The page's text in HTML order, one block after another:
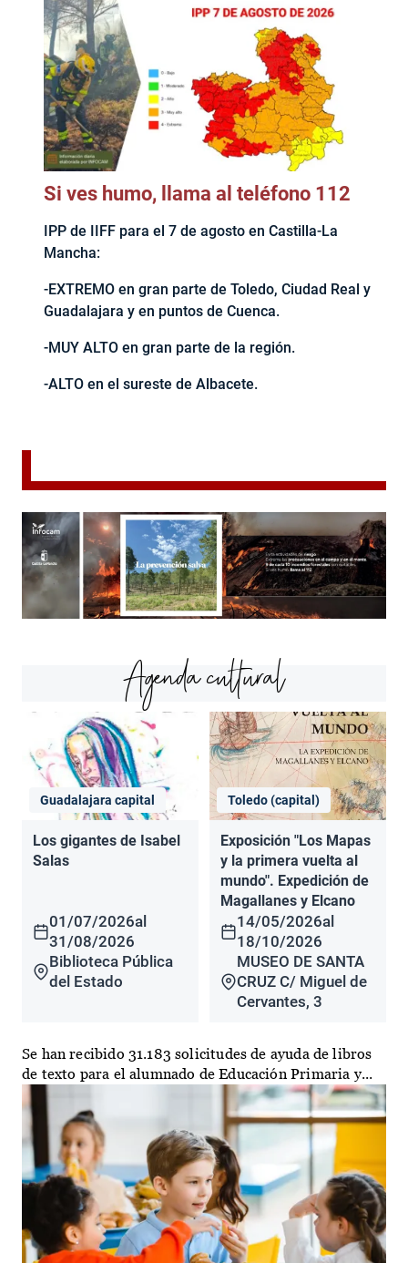
Si ves humo, llama al teléfono 112
IPP de IIFF para el 7 de agosto en Castilla-La
Mancha:
-EXTREMO en gran parte de Toledo, Ciudad Real y
Guadalajara y en puntos de Cuenca.
-MUY ALTO en gran parte de la región.
-ALTO en el sureste de Albacete.
Agenda cultural
Guadalajara capital
Los gigantes de Isabel
Salas
01/07/2026al
31/08/2026
Biblioteca Pública
del Estado
Toledo (capital)
Exposición "Los Mapas
y la primera vuelta al
mundo". Expedición de
Magallanes y Elcano
14/05/2026al
18/10/2026
MUSEO DE SANTA
CRUZ C/ Miguel de
Cervantes, 3
Se han recibido 31.183 solicitudes de ayuda de libros
de texto para el alumnado de Educación Primaria y...